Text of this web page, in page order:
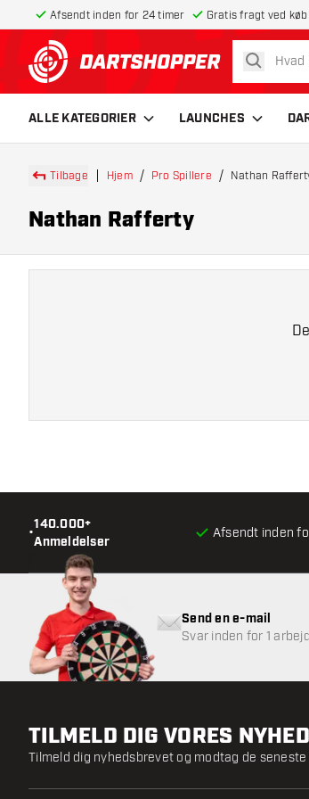
Afsendt inden for 24 timer Gratis fragt ved
tilbage til forsiden
søg
ALLE KATEGORIER LAUNCHES
Tilbage Hjem Pro Spillere Nathan
Nathan Rafferty
•
140.000+
Anmeldelser
Afsendt inden
Send en e-mail
Svar inden for 1
TILMELD DIG VORES
Tilmeld dig nyhedsbrevet og modtag de